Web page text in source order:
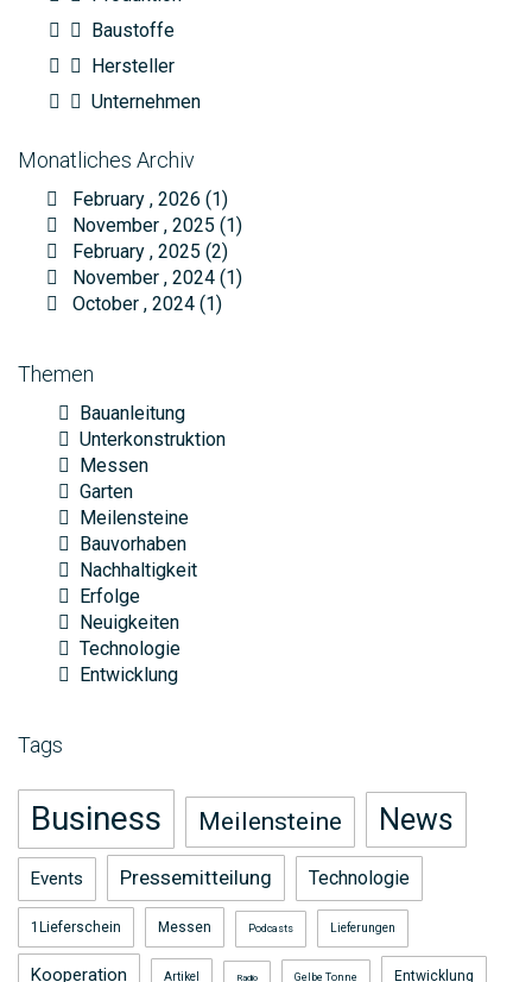
Baustoffe
Hersteller
Unternehmen
Monatliches Archiv
February , 2026 (1)
November , 2025 (1)
February , 2025 (2)
November , 2024 (1)
October , 2024 (1)
Themen
Bauanleitung
Unterkonstruktion
Messen
Garten
Meilensteine
Bauvorhaben
Nachhaltigkeit
Erfolge
Neuigkeiten
Technologie
Entwicklung
Tags
Business Meilensteine News
Events Pressemitteilung Technologie
1Lieferschein Messen Podcasts Lieferungen
Kooperation Artikel Radio Gelbe Tonne Entwicklung